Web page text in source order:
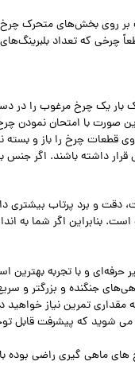
بر روی بخش‌های متحرک
چرخی که تعداد
بار یک چرخ مرغوب را در
صورت با امتحان نمودن
قطعات چرخ را باز و بسته
داشته باشند. اگر جنس
دقت و برد پرتاب بیشتری
اگر شما به
حرفه‌ای و با تجربه بهترین
جنگنده و بزرگتر و
تمرین نیاز خواهید
می شوید که پیشرفت قابل
های ماهی گیری راضی بوده